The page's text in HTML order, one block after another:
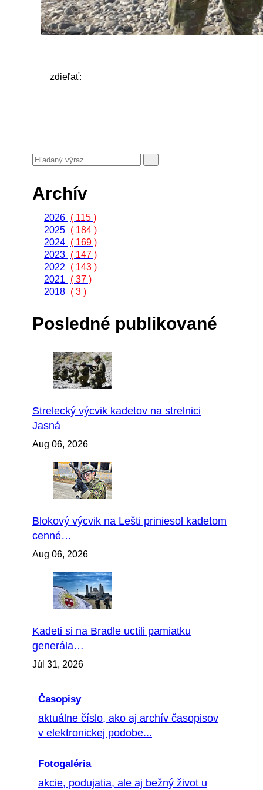
zdieľať:
Archív
2026 ( 115 )
2025 ( 184 )
2024 ( 169 )
2023 ( 147 )
2022
( 143 )
2021
( 37 )
2018 ( 3 )
Posledné publikované
Strelecký výcvik kadetov na strelnici
Jasná
Aug 06, 2026
Blokový výcvik na Lešti priniesol kadetom
cenné…
Aug 06, 2026
Kadeti si na Bradle uctili pamiatku
generála…
Júl 31, 2026
Časopisy
aktuálne číslo, ako aj archív časopisov
v elektronickej podobe...
Fotogaléria
akcie, podujatia, ale aj bežný život u